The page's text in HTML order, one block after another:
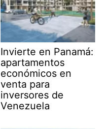
Invierte en Panamá:
apartamentos
económicos en
venta para
inversores de
Venezuela